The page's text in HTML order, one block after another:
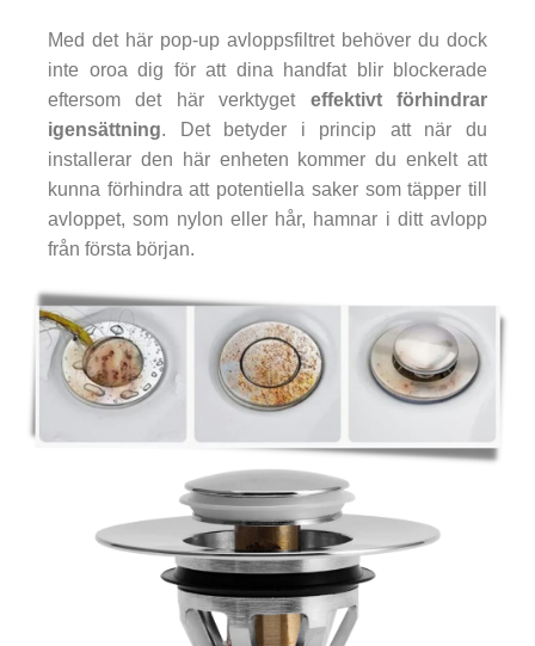
Med det här pop-up avloppsfiltret behöver du dock
inte oroa dig för att dina handfat blir blockerade
eftersom det här verktyget effektivt förhindrar
igensättning. Det betyder i princip att när du
installerar den här enheten kommer du enkelt att
kunna förhindra att potentiella saker som täpper till
avloppet, som nylon eller hår, hamnar i ditt avlopp
från första början.